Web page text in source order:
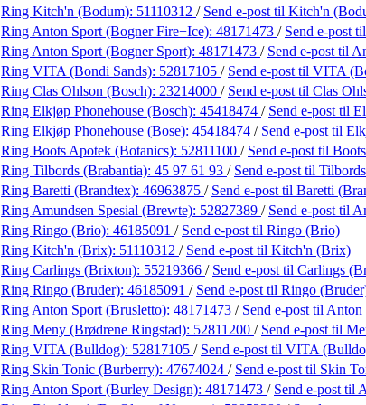
Ring Kitch'n (Bodum): 51110312 / Send e-post til Kitch'n
Ring Anton Sport (Bogner Fire+Ice): 48171473 / Send e-post
Ring Anton Sport (Bogner Sport): 48171473 / Send e-post til
Ring VITA (Bondi Sands): 52817105 / Send e-post til VITA
Ring Clas Ohlson (Bosch): 23214000 / Send e-post til Clas
Ring Elkjøp Phonehouse (Bosch): 45418474 / Send e-post til
Ring Elkjøp Phonehouse (Bose): 45418474 / Send e-post til
Ring Boots Apotek (Botanics): 52811100 / Send e-post til
Ring Tilbords (Brabantia): 45 97 61 93 / Send e-post til
Ring Baretti (Brandtex): 46963875 / Send e-post til Baretti
Ring Amundsen Spesial (Brewte): 52827389 / Send e-post til
Ring Ringo (Brio): 46185091 / Send e-post til Ringo (Brio)
Ring Kitch'n (Brix): 51110312 / Send e-post til Kitch'n (Brix)
Ring Carlings (Brixton): 55219366 / Send e-post til Carlings
Ring Ringo (Bruder): 46185091 / Send e-post til Ringo
Ring Anton Sport (Brusletto): 48171473 / Send e-post til Anton
Ring Meny (Brødrene Ringstad): 52811200 / Send e-post til
Ring VITA (Bulldog): 52817105 / Send e-post til VITA
Ring Skin Tonic (Burberry): 47674024 / Send e-post til Skin
Ring Anton Sport (Burley Design): 48171473 / Send e-post til